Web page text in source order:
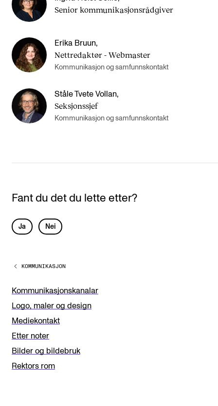
Senior kommunikasjonsrådgiver
Erika Bruun,
Nettredaktør - Webmaster
Kommunikasjon og samfunnskontakt
Ståle Tvete Vollan,
Seksjonssjef
Kommunikasjon og samfunnskontakt
Fant du det du lette etter?
L
v
e
t
h
i
s
f
Ja Nei
KOMMUNIKASJON
Kommunikasjonskanalar
Logo, maler og design
Mediekontakt
Etter noter
Bilder og bildebruk
Rektors rom